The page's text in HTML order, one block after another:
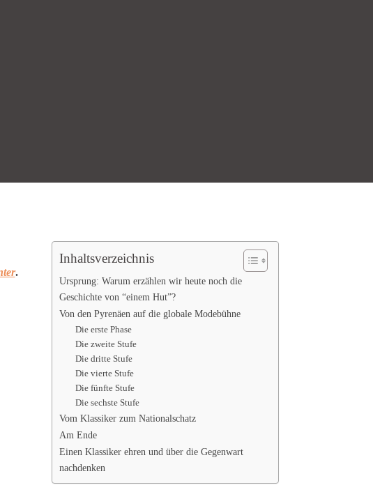
.
Inhaltsverzeichnis
Ursprung: Warum erzählen wir heute noch die
Geschichte von “einem Hut”?
Von den Pyrenäen auf die globale Modebühne
Die erste Phase
Die zweite Stufe
Die dritte Stufe
Die vierte Stufe
Die fünfte Stufe
Die sechste Stufe
Vom Klassiker zum Nationalschatz
Am Ende
Einen Klassiker ehren und über die Gegenwart
nachdenken